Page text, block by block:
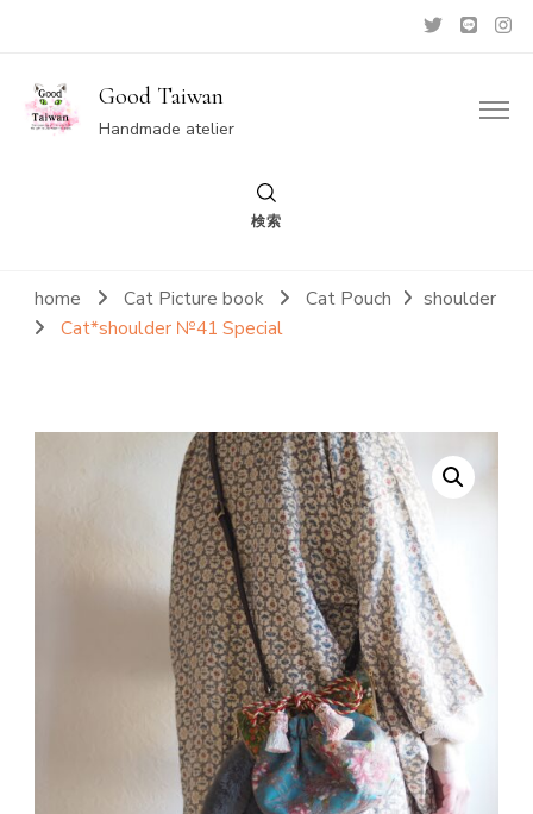
Good Taiwan
Handmade atelier
検索
home Cat Picture book Cat Pouch
shoulder
Cat*shoulder №41 Special